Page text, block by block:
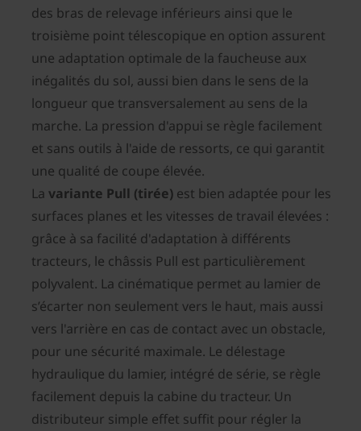
des bras de relevage inférieurs ainsi que le
troisième point télescopique en option assurent
une adaptation optimale de la faucheuse aux
inégalités du sol, aussi bien dans le sens de la
longueur que transversalement au sens de la
marche. La pression d'appui se règle facilement
et sans outils à l'aide de ressorts, ce qui garantit
une qualité de coupe élevée.
La variante Pull (tirée) est bien adaptée pour les
surfaces planes et les vitesses de travail élevées :
grâce à sa facilité d'adaptation à différents
tracteurs, le châssis Pull est particulièrement
polyvalent. La cinématique permet au lamier de
s’écarter non seulement vers le haut, mais aussi
vers l'arrière en cas de contact avec un obstacle,
pour une sécurité maximale. Le délestage
hydraulique du lamier, intégré de série, se règle
facilement depuis la cabine du tracteur. Un
distributeur simple effet suffit pour régler la